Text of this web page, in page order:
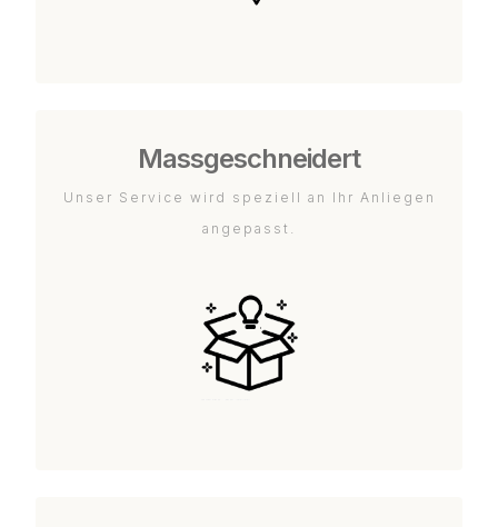
Massgeschneidert
Unser Service wird speziell an Ihr Anliegen
angepasst.